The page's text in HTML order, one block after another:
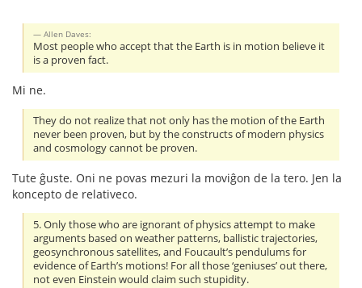
Allen Daves:
Most people who accept that the Earth is in motion believe it
is a proven fact.
Mi ne.
They do not realize that not only has the motion of the Earth
never been proven, but by the constructs of modern physics
and cosmology cannot be proven.
Tute ĝuste. Oni ne povas mezuri la moviĝon de la tero. Jen la
koncepto de relativeco.
5. Only those who are ignorant of physics attempt to make
arguments based on weather patterns, ballistic trajectories,
geosynchronous satellites, and Foucault’s pendulums for
evidence of Earth’s motions! For all those ‘geniuses’ out there,
not even Einstein would claim such stupidity.